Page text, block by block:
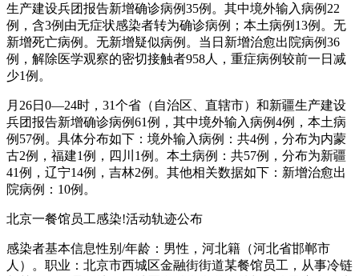
生产建设兵团报告新增确诊病例35例。其中境外输入病例22
例，含3例由无症状感染者转为确诊病例；本土病例13例。无
新增死亡病例。无新增疑似病例。当日新增治愈出院病例36
例，解除医学观察的密切接触者958人，重症病例较前一日减
少1例。
月26日0—24时，31个省（自治区、直辖市）和新疆生产建设
兵团报告新增确诊病例61例，其中境外输入病例4例，本土病
例57例。具体分布如下：境外输入病例：共4例，分布为内蒙
古2例，福建1例，四川1例。本土病例：共57例，分布为新疆
41例，辽宁14例，吉林2例。其他相关数据如下：新增治愈出
院病例：10例。
北京一餐馆员工感染!活动轨迹公布
感染者基本信息性别/年龄：男性，河北籍（河北省邯郸市
人）。职业：北京市西城区金融街街道某餐馆员工，从事冷链